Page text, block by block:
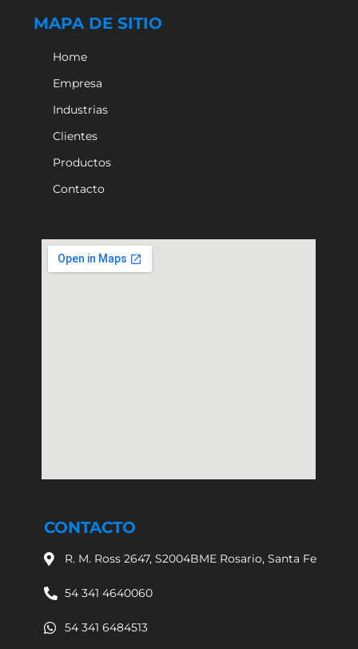
MAPA DE SITIO
Home
Empresa
Industrias
Clientes
Productos
Contacto
CONTACTO
R. M. Ross 2647, S2004BME Rosario, Santa Fe
54 341 4640060
54 341 6484513